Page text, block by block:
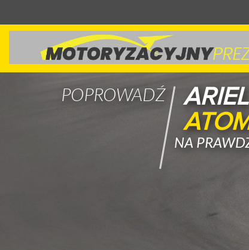
POPROWADŹ
KTM
X-
BOW
NA